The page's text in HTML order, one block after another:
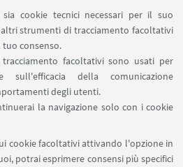
cookie tecnici necessari per il suo
strumenti di tracciamento facoltativi
consenso.
facoltativi sono usati per
sull'efficacia della comunicazione
degli utenti.
la navigazione solo con i cookie
cookie facoltativi attivando l'opzione in
potrai esprimere consensi più specifici
del 28 novembre
del 5 dicembre 2024